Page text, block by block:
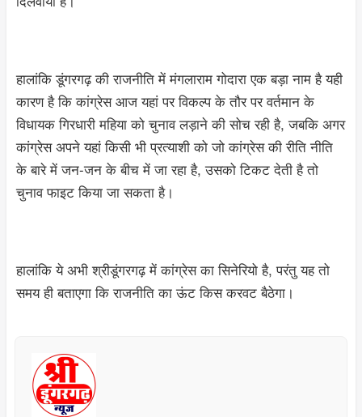
हालांकि डूंगरगढ़ की राजनीति में मंगलाराम गोदारा एक बड़ा नाम है यही
कारण है कि कांग्रेस आज यहां पर विकल्प के तौर पर वर्तमान के
विधायक गिरधारी महिया को चुनाव लड़ाने की सोच रही है, जबकि अगर
कांग्रेस अपने यहां किसी भी प्रत्याशी को जो कांग्रेस की रीति नीति
के बारे में जन-जन के बीच में जा रहा है, उसको टिकट देती है तो
चुनाव फाइट किया जा सकता है।
हालांकि ये अभी श्रीडूंगरगढ़ में कांग्रेस का सिनेरियो है, परंतु यह तो
समय ही बताएगा कि राजनीति का ऊंट किस करवट बैठेगा।